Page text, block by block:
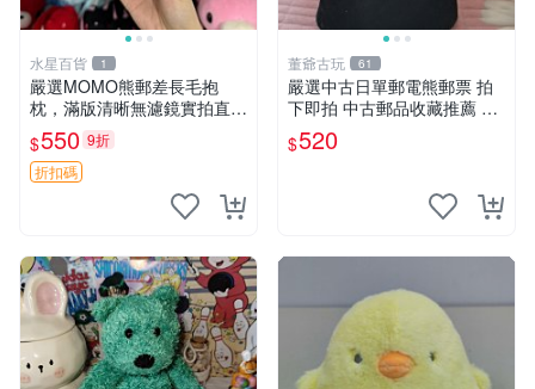
水星百貨 1
嚴選MOMO熊郵差長毛抱
枕，滿版清晰無濾鏡實拍直
銷。每周新品到貨，不容錯
過！ 郵差熊 長毛 抱枕
$550 9折
折扣碼
董爺古玩 61
嚴選中古日單郵電熊郵票 拍
下即拍 中古郵品收藏推薦 郵
票 郵電熊 日本
$520